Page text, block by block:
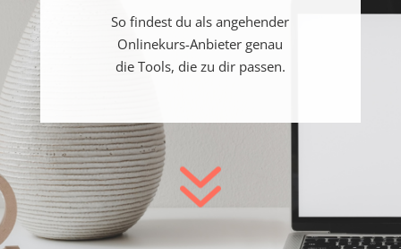
So findest du als angehender
Onlinekurs-Anbieter genau
die Tools, die zu dir passen.
7